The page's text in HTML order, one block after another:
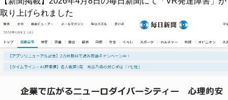
取り上げられました